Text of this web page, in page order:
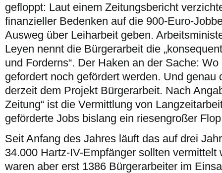
gefloppt: Laut einem Zeitungsbericht
finanzieller Bedenken auf die 900-Euro-
Ausweg über Leiharbeit geben.
Leyen nennt die Bürgerarbeit die
und Forderns“. Der Haken an der Sache:
gefordert noch gefördert werden. Und genau
derzeit dem Projekt Bürgerarbeit. Nach
Zeitung“ ist die Vermittlung von
geförderte Jobs bislang ein riesengroßer
Seit Anfang des Jahres läuft das auf drei
34.000 Hartz-IV-Empfänger sollten vermittelt
waren aber erst 1386 Bürgerarbeiter im